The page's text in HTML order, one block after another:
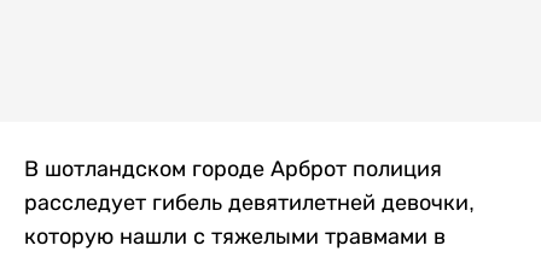
В шотландском городе Арброт полиция
расследует гибель девятилетней девочки,
которую нашли с тяжелыми травмами в